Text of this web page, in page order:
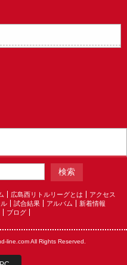
広島西リトルリーグとは
アクセス
試合結果 アルバム
新着情報
ブログ
line.com All Rights Reserved.